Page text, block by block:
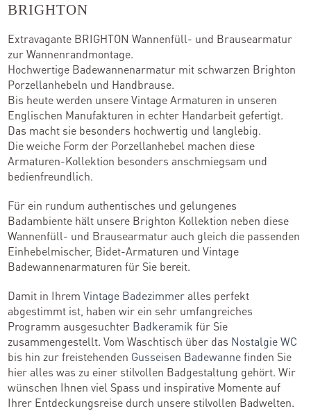
Standorte
Händler werden
Outlet-Store
BRIGHTON
Extravagante BRIGHTON Wannenfüll- und Brausearmatur
zur Wannenrandmontage.
Hochwertige Badewannenarmatur mit schwarzen Brighton
Porzellanhebeln und Handbrause.
Bis heute werden unsere Vintage Armaturen in unseren
Englischen Manufakturen in echter Handarbeit gefertigt.
Das macht sie besonders hochwertig und langlebig.
Die weiche Form der Porzellanhebel machen diese
Armaturen-Kollektion besonders anschmiegsam und
bedienfreundlich.
Für ein rundum authentisches und gelungenes
Badambiente hält unsere Brighton Kollektion neben diese
Wannenfüll- und Brausearmatur auch gleich die passenden
Einhebelmischer, Bidet-Armaturen und Vintage
Badewannenarmaturen für Sie bereit.
Damit in IhremVintage Badezimmeralles perfekt
abgestimmt ist, haben wir ein sehr umfangreiches
Programm ausgesuchter Badkeramik für Sie
zusammengestellt. Vom Waschtisch über das Nostalgie WC
bis hin zur freistehenden Gusseisen Badewannefinden Sie
hier alles was zu einer stilvollen Badgestaltung gehört. Wir
wünschen Ihnen viel Spass und inspirative Momente auf
Ihrer Entdeckungsreise durch unsere stilvollen Badwelten.